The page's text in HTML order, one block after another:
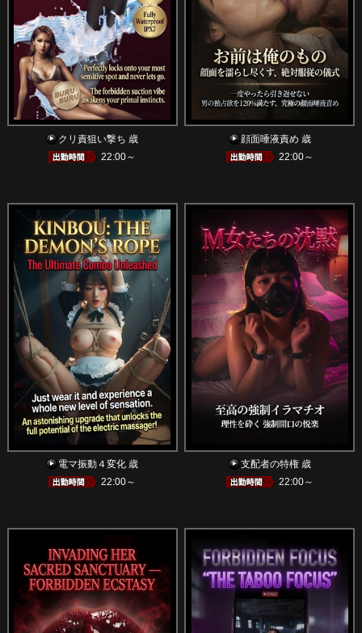
クリ責狙い撃ち 歳
22:00～
顔面唾液責め 歳
22:00～
電マ振動４変化 歳
22:00～
支配者の特権 歳
22:00～